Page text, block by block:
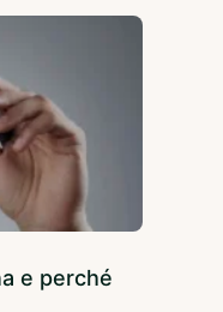
e perché